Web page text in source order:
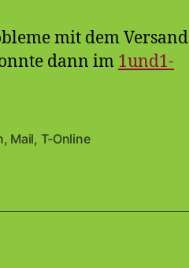
mit dem Versand
dann im 1und1-
, Mail, T-Online